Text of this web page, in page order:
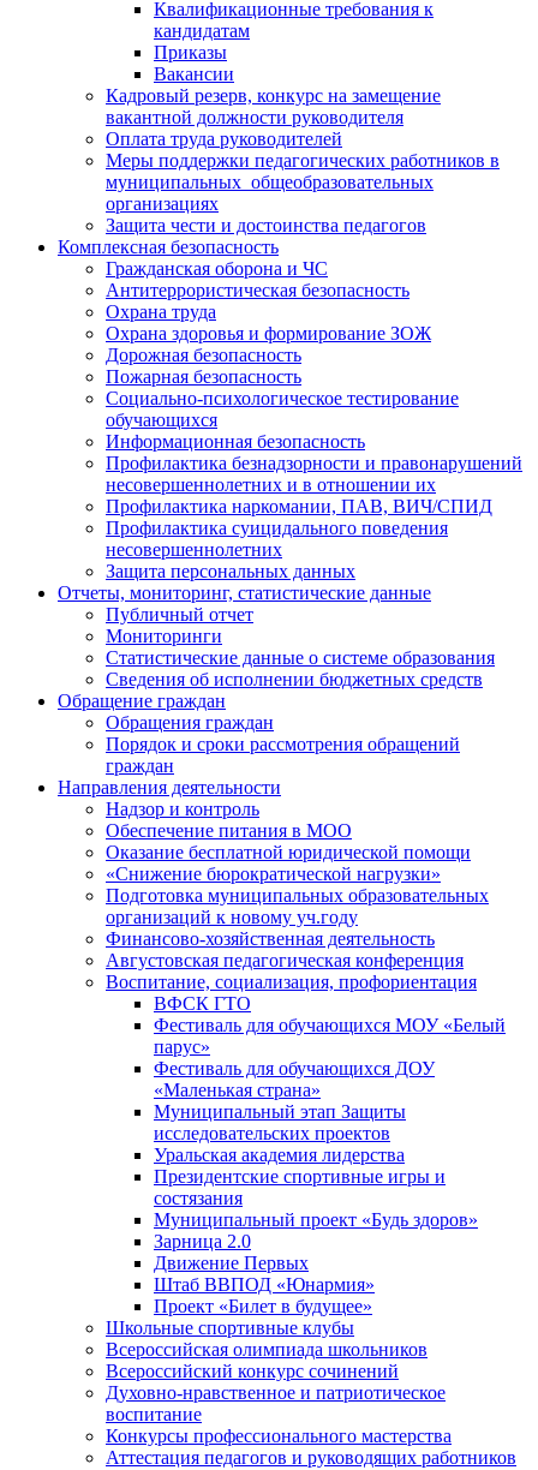
Квалификационные требования к
кандидатам
Приказы
Вакансии
Кадровый резерв, конкурс на замещение
вакантной должности руководителя
Оплата труда руководителей
Меры поддержки педагогических работников в
муниципальных общеобразовательных
организациях
Защита чести и достоинства педагогов
Комплексная безопасность
Гражданская оборона и ЧС
Антитеррористическая безопасность
Охрана труда
Охрана здоровья и формирование ЗОЖ
Дорожная безопасность
Пожарная безопасность
Социально-психологическое тестирование
обучающихся
Информационная безопасность
Профилактика безнадзорности и правонарушений
несовершеннолетних и в отношении их
Профилактика наркомании, ПАВ, ВИЧ/СПИД
Профилактика суицидального поведения
несовершеннолетних
Защита персональных данных
Отчеты, мониторинг, статистические данные
Публичный отчет
Мониторинги
Статистические данные о системе образования
Сведения об исполнении бюджетных средств
Обращение граждан
Обращения граждан
Порядок и сроки рассмотрения обращений
граждан
Направления деятельности
Надзор и контроль
Обеспечение питания в МОО
Оказание бесплатной юридической помощи
«Снижение бюрократической нагрузки»
Подготовка муниципальных образовательных
организаций к новому уч.году
Финансово-хозяйственная деятельность
Августовская педагогическая конференция
Воспитание, социализация, профориентация
ВФСК ГТО
Фестиваль для обучающихся МОУ «Белый
парус»
Фестиваль для обучающихся ДОУ
«Маленькая страна»
Муниципальный этап Защиты
исследовательских проектов
Уральская академия лидерства
Президентские спортивные игры и
состязания
Муниципальный проект «Будь здоров»
Зарница 2.0
Движение Первых
Штаб ВВПОД «Юнармия»
Проект «Билет в будущее»
Школьные спортивные клубы
Всероссийская олимпиада школьников
Всероссийский конкурс сочинений
Духовно-нравственное и патриотическое
воспитание
Конкурсы профессионального мастерства
Аттестация педагогов и руководящих работников